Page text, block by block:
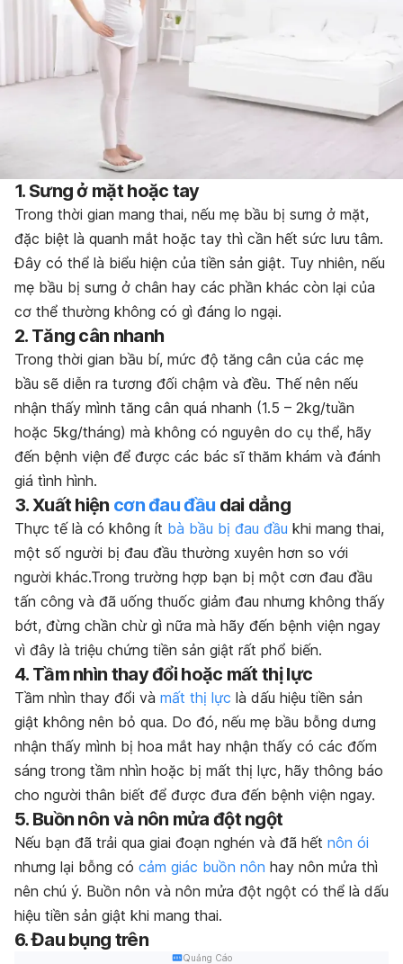
1. Sưng ở mặt hoặc tay
Trong thời gian mang thai, nếu mẹ bầu bị sưng ở mặt,
đặc biệt là quanh mắt hoặc tay thì cần hết sức lưu tâm.
Đây có thể là biểu hiện của tiền sản giật. Tuy nhiên, nếu
mẹ bầu bị sưng ở chân hay các phần khác còn lại của
cơ thể thường không có gì đáng lo ngại.
2. Tăng cân nhanh
Trong thời gian bầu bí, mức độ tăng cân của các mẹ
bầu sẽ diễn ra tương đối chậm và đều. Thế nên nếu
nhận thấy mình tăng cân quá nhanh (1.5 – 2kg/tuần
hoặc 5kg/tháng) mà không có nguyên do cụ thể, hãy
đến bệnh viện để được các bác sĩ thăm khám và đánh
giá tình hình.
3. Xuất hiện cơn đau đầu dai dẳng
Thực tế là có không ít bà bầu bị đau đầu khi mang thai,
một số người bị đau đầu thường xuyên hơn so với
người khác.Trong trường hợp bạn bị một cơn đau đầu
tấn công và đã uống thuốc giảm đau nhưng không thấy
bớt, đừng chần chừ gì nữa mà hãy đến bệnh viện ngay
vì đây là triệu chứng tiền sản giật rất phổ biến.
4. Tầm nhìn thay đổi hoặc mất thị lực
Tầm nhìn thay đổi và mất thị lực là dấu hiệu tiền sản
giật không nên bỏ qua. Do đó, nếu mẹ bầu bỗng dưng
nhận thấy mình bị hoa mắt hay nhận thấy có các đốm
sáng trong tầm nhìn hoặc bị mất thị lực, hãy thông báo
cho người thân biết để được đưa đến bệnh viện ngay.
5. Buồn nôn và nôn mửa đột ngột
Nếu bạn đã trải qua giai đoạn nghén và đã hết nôn ói
nhưng lại bỗng có cảm giác buồn nôn hay nôn mửa thì
nên chú ý. Buồn nôn và nôn mửa đột ngột có thể là dấu
hiệu tiền sản giật khi mang thai.
6. Đau bụng trên
Quảng Cáo